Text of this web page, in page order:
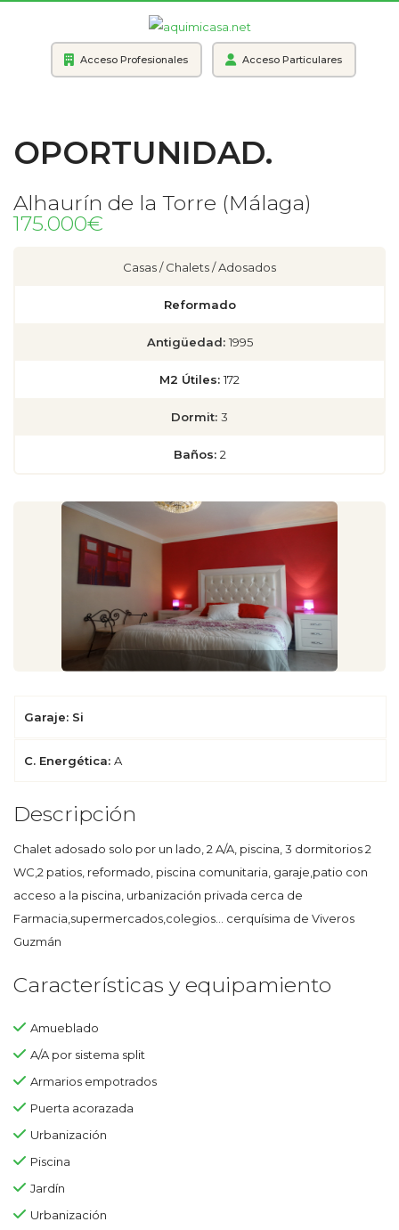
Acceso Profesionales Acceso Particulares
OPORTUNIDAD.
Alhaurín de la Torre (Málaga)
175.000€
Casas / Chalets / Adosados
Reformado
Antigüedad: 1995
M2 Útiles: 172
Dormit: 3
Baños: 2
Garaje: Si
C. Energética: A
Descripción
Chalet adosado solo por un lado, 2 A/A, piscina, 3 dormitorios 2
WC,2 patios, reformado, piscina comunitaria, garaje,patio con
acceso a la piscina, urbanización privada cerca de
Farmacia,supermercados,colegios... cerquísima de Viveros
Guzmán
Características y equipamiento
Amueblado
A/A por sistema split
Armarios empotrados
Puerta acorazada
Urbanización
Piscina
Jardín
Urbanización